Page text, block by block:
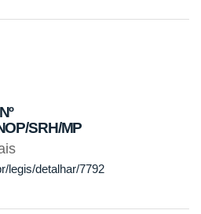
SRH/MP
legis/detalhar/7792